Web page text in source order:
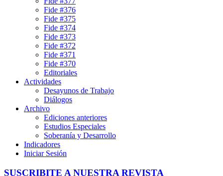
Fide #376
Fide #375
Fide #374
Fide #373
Fide #372
Fide #371
Fide #370
Editoriales
Actividades
Desayunos de Trabajo
Diálogos
Archivo
Ediciones anteriores
Estudios Especiales
Soberanía y Desarrollo
Indicadores
Iniciar Sesión
SUSCRIBITE A NUESTRA REVISTA